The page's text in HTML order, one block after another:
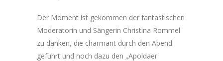
Der Moment ist gekommen der fantastischen
Moderatorin und Sängerin Christina Rommel
zu danken, die charmant durch den Abend
geführt und noch dazu den „Apoldaer